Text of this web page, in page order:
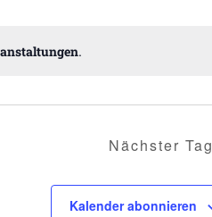
.
Nächster Tag
Kalender abonnieren